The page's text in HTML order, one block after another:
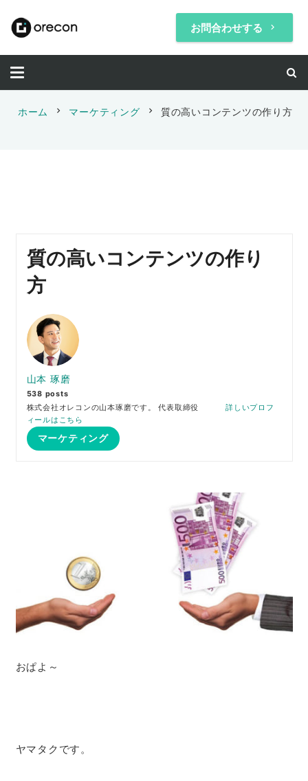
お問合わせする keyboard_arrow_right
ホーム chevron_right マーケティング chevron_right 質の高いコンテンツの作り方
質の高いコンテンツの作り
方
山本 琢磨
538 posts
株式会社オレコンの山本琢磨です。 代表取締役 詳しいプロフ
ィールはこちら
マーケティング
おぱよ～
ヤマタクです。